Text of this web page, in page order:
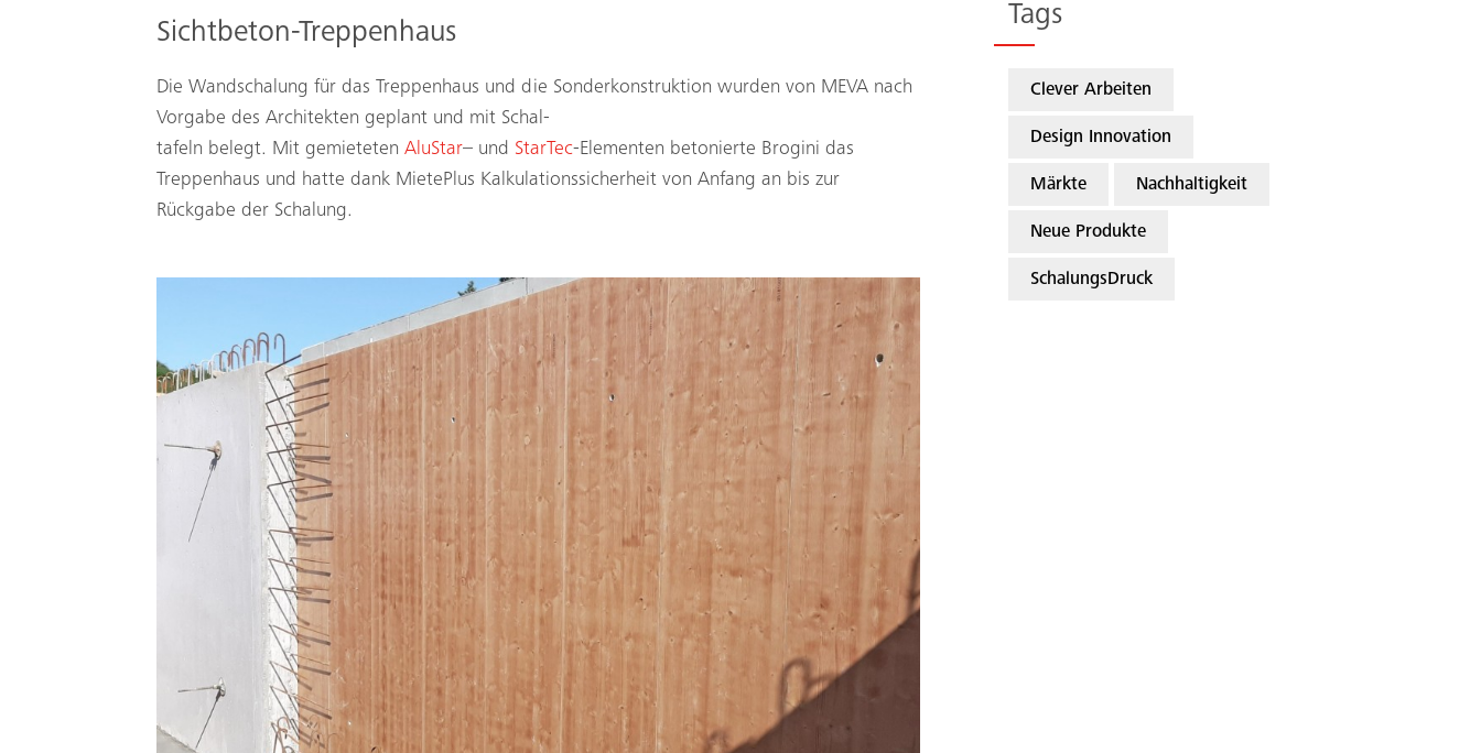
Sichtbeton-Treppenhaus
Die Wandschalung für das Treppenhaus und die Sonderkonstruktion wurden von MEVA nach
Vorgabe des Architekten geplant und mit Schal-
tafeln belegt. Mit gemieteten AluStar– und StarTec-Elementen betonierte Brogini das
Treppenhaus und hatte dank MietePlus Kalkulationssicherheit von Anfang an bis zur
Rückgabe der Schalung.
Tags
Clever Arbeiten
Design Innovation
Märkte Nachhaltigkeit
Neue Produkte
SchalungsDruck